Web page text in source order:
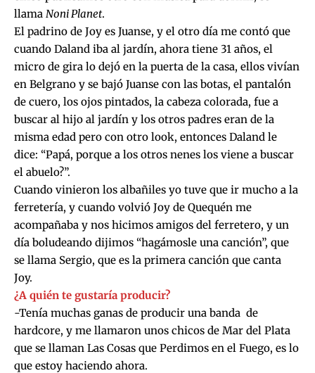
llama Noni Planet.
El padrino de Joy es Juanse, y el otro día me contó que
cuando Daland iba al jardín, ahora tiene 31 años, el
micro de gira lo dejó en la puerta de la casa, ellos vivían
en Belgrano y se bajó Juanse con las botas, el pantalón
de cuero, los ojos pintados, la cabeza colorada, fue a
buscar al hijo al jardín y los otros padres eran de la
misma edad pero con otro look, entonces Daland le
dice: “Papá, porque a los otros nenes los viene a buscar
el abuelo?”.
Cuando vinieron los albañiles yo tuve que ir mucho a la
ferretería, y cuando volvió Joy de Quequén me
acompañaba y nos hicimos amigos del ferretero, y un
día boludeando dijimos “hagámosle una canción”, que
se llama Sergio, que es la primera canción que canta
Joy.
¿A quién te gustaría producir?
-Tenía muchas ganas de producir una banda de
hardcore, y me llamaron unos chicos de Mar del Plata
que se llaman Las Cosas que Perdimos en el Fuego, es lo
que estoy haciendo ahora.